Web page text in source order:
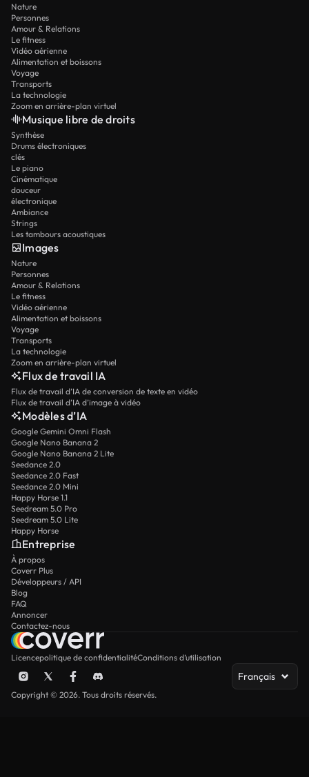
Nature
Personnes
Amour & Relations
Le fitness
Vidéo aérienne
Alimentation et boissons
Voyage
Transports
La technologie
Zoom en arrière-plan virtuel
Musique libre de droits
Synthèse
Drums électroniques
clés
Le piano
Cinématique
douceur
électronique
Ambiance
Strings
Les tambours acoustiques
Images
Nature
Personnes
Amour & Relations
Le fitness
Vidéo aérienne
Alimentation et boissons
Voyage
Transports
La technologie
Zoom en arrière-plan virtuel
Flux de travail IA
Flux de travail d’IA de conversion de texte en vidéo
Flux de travail d’IA d’image à vidéo
Modèles d’IA
Google Gemini Omni Flash
Google Nano Banana 2
Google Nano Banana 2 Lite
Seedance 2.0
Seedance 2.0 Fast
Seedance 2.0 Mini
Happy Horse 1.1
Seedream 5.0 Pro
Seedream 5.0 Lite
Happy Horse
Entreprise
À propos
Coverr Plus
Développeurs / API
Blog
FAQ
Annoncer
Contactez-nous
Licencepolitique de confidentialitéConditions d’utilisation
Français
Copyright © 2026. Tous droits réservés.